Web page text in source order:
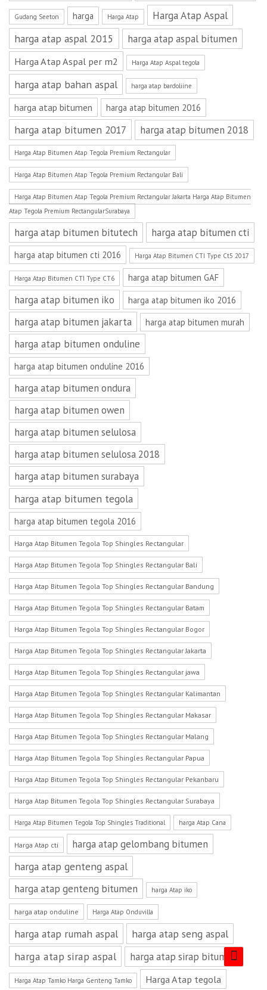
Gudang Seeton harga Harga Atap
Harga Atap Aspal
harga atap aspal 2015
harga atap aspal bitumen
Harga Atap Aspal per m2 Harga Atap Aspal tegola
harga atap bahan aspal harga atap bardoliine
harga atap bitumen harga atap bitumen 2016
harga atap bitumen 2017 harga atap bitumen 2018
Harga Atap Bitumen Atap Tegola Premium Rectangular
Harga Atap Bitumen Atap Tegola Premium Rectangular Bali
Harga Atap Bitumen Atap Tegola Premium Rectangular Jakarta Harga Atap Bitumen
Atap Tegola Premium RectangularSurabaya
harga atap bitumen bitutech harga atap bitumen cti
harga atap bitumen cti 2016 Harga Atap Bitumen CTI Type Ct5 2017
Harga Atap Bitumen CTI Type CT6 harga atap bitumen GAF
harga atap bitumen iko harga atap bitumen iko 2016
harga atap bitumen jakarta harga atap bitumen murah
harga atap bitumen onduline
harga atap bitumen onduline 2016
harga atap bitumen ondura
harga atap bitumen owen
harga atap bitumen selulosa
harga atap bitumen selulosa 2018
harga atap bitumen surabaya
harga atap bitumen tegola
harga atap bitumen tegola 2016
Harga Atap Bitumen Tegola Top Shingles Rectangular
Harga Atap Bitumen Tegola Top Shingles Rectangular Bali
Harga Atap Bitumen Tegola Top Shingles Rectangular Bandung
Harga Atap Bitumen Tegola Top Shingles Rectangular Batam
Harga Atap Bitumen Tegola Top Shingles Rectangular Bogor
Harga Atap Bitumen Tegola Top Shingles Rectangular Jakarta
Harga Atap Bitumen Tegola Top Shingles Rectangular jawa
Harga Atap Bitumen Tegola Top Shingles Rectangular Kalimantan
Harga Atap Bitumen Tegola Top Shingles Rectangular Makasar
Harga Atap Bitumen Tegola Top Shingles Rectangular Malang
Harga Atap Bitumen Tegola Top Shingles Rectangular Papua
Harga Atap Bitumen Tegola Top Shingles Rectangular Pekanbaru
Harga Atap Bitumen Tegola Top Shingles Rectangular Surabaya
Harga Atap Bitumen Tegola Top Shingles Traditional harga Atap Cana
Harga Atap cti harga atap gelombang bitumen
harga atap genteng aspal
harga atap genteng bitumen harga Atap iko
harga atap onduline Harga Atap Onduvilla
harga atap rumah aspal
harga atap seng aspal
harga atap sirap aspal
harga atap sirap bitumen
Harga Atap Tamko Harga Genteng Tamko Harga Atap tegola